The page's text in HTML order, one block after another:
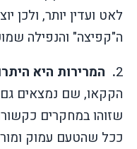
לאט ועדין יותר, ולכן
ה"קפיצה" והנפילה
2
. המרירות היא
הקקאו, שם נמצאים גם
שזוהו במחקרים
ככל שהטעם עמוק